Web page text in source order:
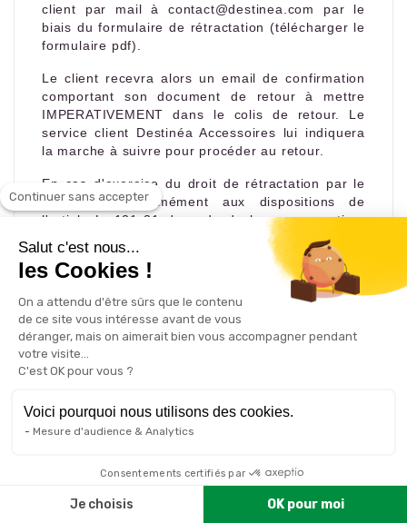
Continuer sans accepter
Salut c'est nous...
les Cookies !
On a attendu d'être sûrs que le contenu
de ce site vous intéresse avant de vous
déranger, mais on aimerait bien vous accompagner pendant
votre visite...
C'est OK pour vous ?
Voici pourquoi nous utilisons des cookies.
Mesure d'audience & Analytics
Consentements certifiés par
Je choisis OK pour moi
client par mail à contact@destinea.com par le
biais du formulaire de rétractation (télécharger le
formulaire pdf).
Le client recevra alors un email de confirmation
comportant son document de retour à mettre
IMPERATIVEMENT dans le colis de retour. Le
service client Destinéa Accessoires lui indiquera
la marche à suivre pour procéder au retour.
En cas d'exercice du droit de rétractation par le
client et conformément aux dispositions de
l'article L. 121-21 du code de la consommation,
les frais de retour de la commande sont à la
charge du client.
Conformément à l’article L. 121-21-2 du code de
la consommation, le client devra renvoyer ou
restituer les produits à destinea.com, sans retard
excessif et, au plus tard, dans les quatorze jours
suivant la communication de sa décision de se
rétracter.
Le Produit doit impérativement être retourné à
Destinea.com dans un état propre à la revente
énoncées ci-dessous :
- dans son état exact d'origine,